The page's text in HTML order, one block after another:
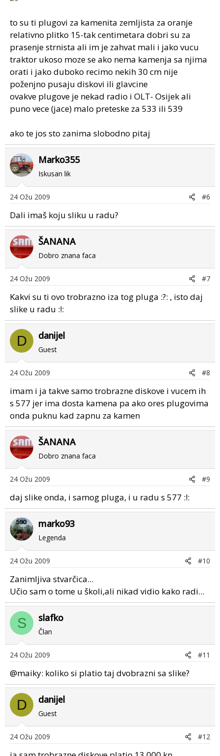
to su ti plugovi za kamenita zemljista za oranje
relativno plitko 15-tak centimetara dobri su za
prasenje strnista ali im je zahvat mali i jako vucu
traktor ukoso moze se ako nema kamenja sa njima
orati i jako duboko recimo nekih 30 cm nije
poženjno pusaju diskovi ili glavcine
ovakve plugove je nekad radio i OLT- Osijek ali
puno vece (jace) malo preteske za 533 ili 539
ako te jos sto zanima slobodno pitaj
Marko355
Iskusan lik
24 Ožu 2009 #6
Dali imaš koju sliku u radu?
ŠANANA
Dobro znana faca
24 Ožu 2009 #7
Kakvi su ti ovo trobrazno iza tog pluga :?: , isto daj
slike u radu :!:
D danijel
Guest
24 Ožu 2009 #8
imam i ja takve samo trobrazne diskove i vucem ih
s 577 jer ima dosta kamena pa ako ores plugovima
onda puknu kad zapnu za kamen
ŠANANA
Dobro znana faca
24 Ožu 2009 #9
daj slike onda, i samog pluga, i u radu s 577 :!:
marko93
Legenda
24 Ožu 2009 #10
Zanimljiva stvarčica...
Učio sam o tome u školi,ali nikad vidio kako radi...
S slafko
Član
24 Ožu 2009 #11
@maiky: koliko si platio taj dvobrazni sa slike?
D danijel
Guest
24 Ožu 2009 #12